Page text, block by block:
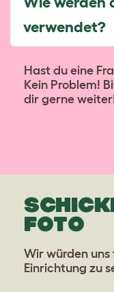
verwendet?
Hast du eine
Kein Problem!
dir gerne
FOTO
Wir würden
Einrichtung zu